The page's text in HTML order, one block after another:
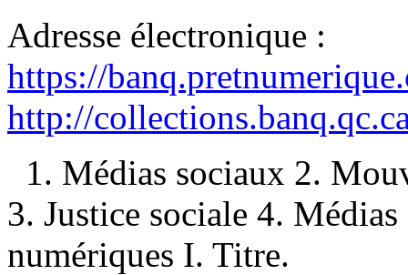
Adresse électronique :
https://
http://
1. Médias sociaux 2.
3. Justice sociale 4.
numériques I. Titre.